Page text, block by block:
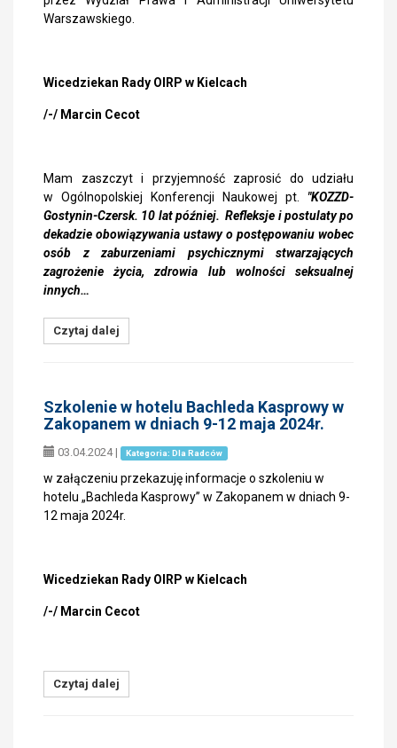
Warszawskiego.
Wicedziekan Rady OIRP w Kielcach
/-/ Marcin Cecot
Mam zaszczyt i przyjemność zaprosić do udziału
w Ogólnopolskiej Konferencji Naukowej pt. "KOZZD-
Gostynin-Czersk. 10 lat później. Refleksje i postulaty po
dekadzie obowiązywania ustawy o postępowaniu wobec
osób z zaburzeniami psychicznymi stwarzających
zagrożenie życia, zdrowia lub wolności seksualnej
innych…
Czytaj dalej
Szkolenie w hotelu Bachleda Kasprowy w
Zakopanem w dniach 9-12 maja 2024r.
03.04.2024 | Kategoria: Dla Radców
w załączeniu przekazuję informacje o szkoleniu w
hotelu „Bachleda Kasprowy” w Zakopanem w dniach 9-
12 maja 2024r.
Wicedziekan Rady OIRP w Kielcach
/-/ Marcin Cecot
Czytaj dalej